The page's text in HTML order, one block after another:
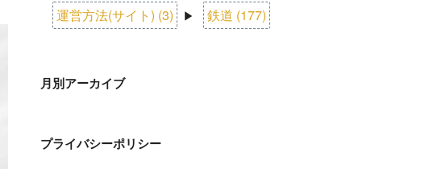
運営方法(サイト) (3) ▶ 鉄道 (177)
月別アーカイブ
プライバシーポリシー